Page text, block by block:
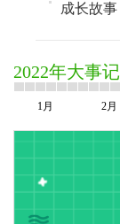
成长故事
2022年大事记
1月 2月